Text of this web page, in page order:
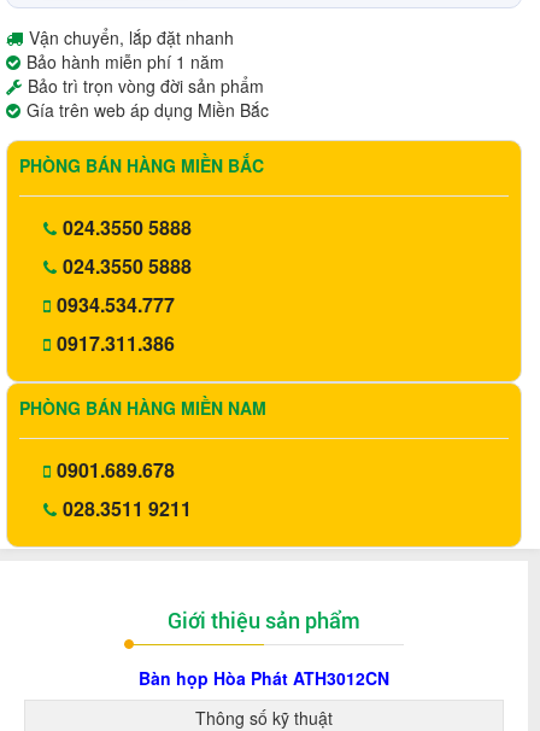
Vận chuyển, lắp đặt nhanh
Bảo hành miễn phí 1 năm
Bảo trì trọn vòng đời sản phẩm
Gía trên web áp dụng Miền Bắc
PHÒNG BÁN HÀNG MIỀN BẮC
024.3550 5888
024.3550 5888
0934.534.777
0917.311.386
PHÒNG BÁN HÀNG MIỀN NAM
0901.689.678
028.3511 9211
Giới thiệu sản phẩm
Bàn họp Hòa Phát ATH3012CN
Thông số kỹ thuật